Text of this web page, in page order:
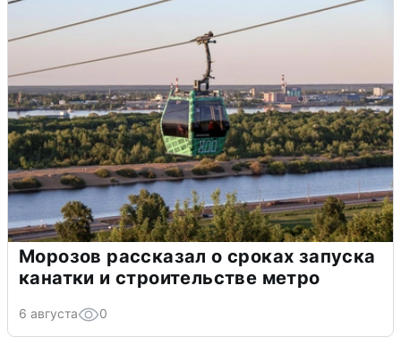
Морозов рассказал о сроках запуска
канатки и строительстве метро
6 августа 0